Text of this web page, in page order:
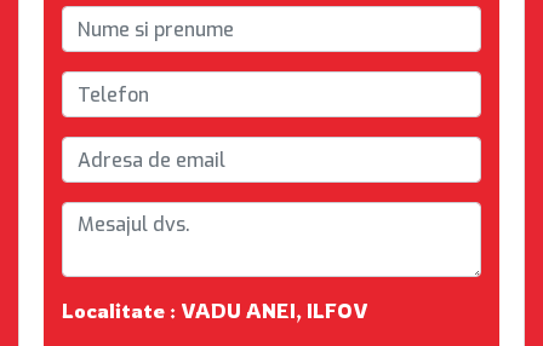
Localitate : VADU ANEI, ILFOV